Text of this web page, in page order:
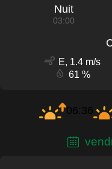
Nuit
03:00
E, 1.4 m/s
61 %
06:36